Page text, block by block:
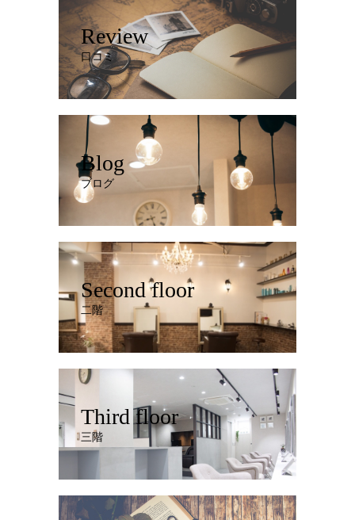
Review
口コミ
Blog
ブログ
Second floor
二階
Third floor
三階